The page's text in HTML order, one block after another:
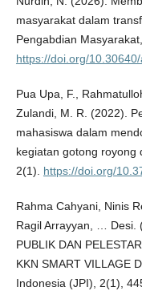
masyarakat dalam
Pengabdian
https://doi.org/
Pua Upa, F.,
Zulandi, M. R. (2022).
mahasiswa dalam
kegiatan gotong royong
2(1). https://doi.org/
Rahma Cahyani, Ninis
Ragil Arrayyan, … Desi.
PUBLIK DAN
KKN SMART VILLAGE
Indonesia (JPI), 2(1),